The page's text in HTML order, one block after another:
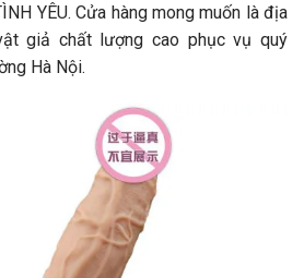
YÊU. Cửa hàng mong muốn là địa
giả chất lượng cao phục vụ quý
Hà Nội.